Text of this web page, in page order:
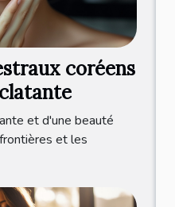
coréens
et d'une beauté
et les